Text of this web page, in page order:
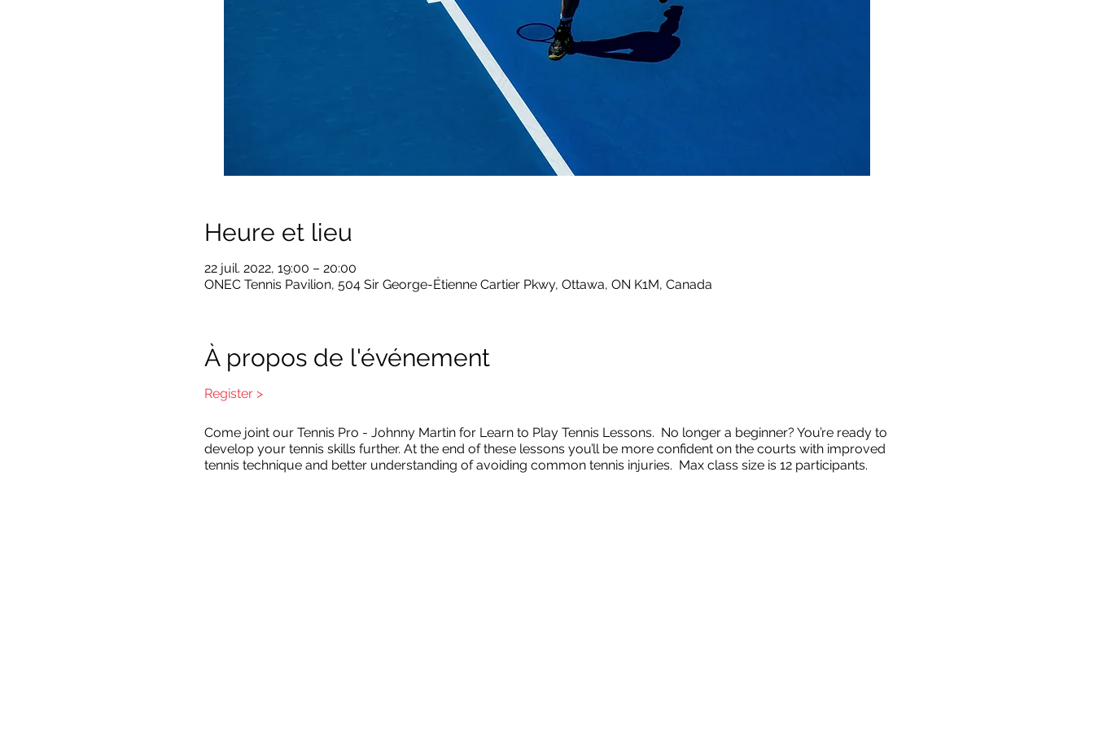
Heure et lieu
22 juil. 2022, 19:00 – 20:00
ONEC Tennis Pavilion, 504 Sir George-Étienne Cartier Pkwy, Ottawa, ON K1M, Canada
À propos de l'événement
Register >
Come joint our Tennis Pro - Johnny Martin for Learn to Play Tennis Lessons. No longer a beginner? You’re ready to
develop your tennis skills further. At the end of these lessons you’ll be more confident on the courts with improved
tennis technique and better understanding of avoiding common tennis injuries. Max class size is 12 participants.